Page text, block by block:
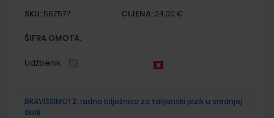
SKU: 567577 CIJENA: 24,00 €
ŠIFRA OMOTA:
Udžbenik
BRAVISSIMO! 2; radna bilježnica za talijanski jezik u srednjoj
školi